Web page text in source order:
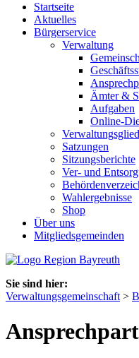
Startseite
Aktuelles
Bürgerservice
Verwaltung
Ämter &
Aufgaben
Online-
Satzungen
Sitzungsberichte
Ver- und
Wahlergebnisse
Shop
Über uns
Mitgliedsgemeinden
Sie sind hier:
Verwaltungsgemeinschaft >